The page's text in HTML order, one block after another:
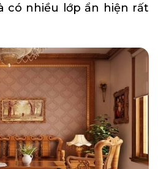
có nhiều lớp ẩn hiện rất